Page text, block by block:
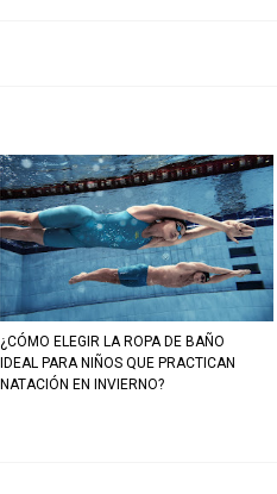
¿CÓMO ELEGIR LA ROPA DE BAÑO
IDEAL PARA NIÑOS QUE PRACTICAN
NATACIÓN EN INVIERNO?